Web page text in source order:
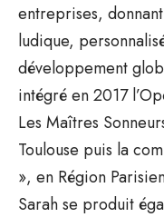
entreprises,
ludique,
développement
intégré en 2017
Les Maîtres
Toulouse puis la
», en Région
Sarah se produit